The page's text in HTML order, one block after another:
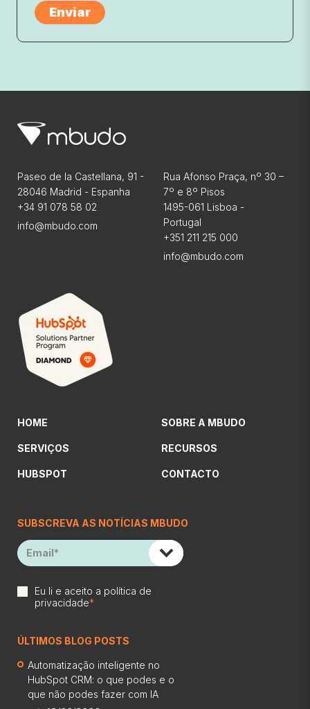
Paseo de la Castellana, 91 -
28046 Madrid - Espanha
+34 91 078 58 02
info@mbudo.com
Rua Afonso Praça, nº 30 –
7º e 8º Pisos
1495-061 Lisboa -
Portugal
+351 211 215 000
info@mbudo.com
HOME
SERVIÇOS
HUBSPOT
SOBRE A MBUDO
RECURSOS
CONTACTO
SUBSCREVA AS NOTÍCIAS MBUDO
Eu li e aceito a política de
privacidade*
ÚLTIMOS BLOG POSTS
Automatização inteligente no
HubSpot CRM: o que podes e o
que não podes fazer com IA